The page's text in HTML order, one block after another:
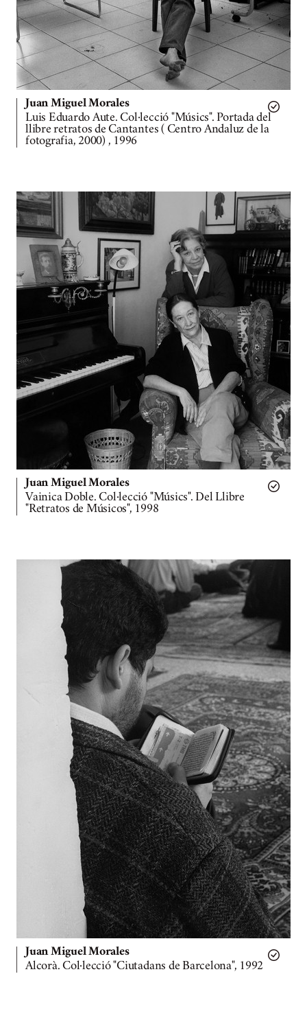
Juan Miguel Morales
Luis Eduardo Aute. Col·lecció "Músics". Portada del
llibre retratos de Cantantes ( Centro Andaluz de la
fotografia, 2000) , 1996
Juan Miguel Morales
Vainica Doble. Col·lecció "Músics". Del Llibre
"Retratos de Músicos", 1998
Juan Miguel Morales
Alcorà. Col·lecció "Ciutadans de Barcelona", 1992